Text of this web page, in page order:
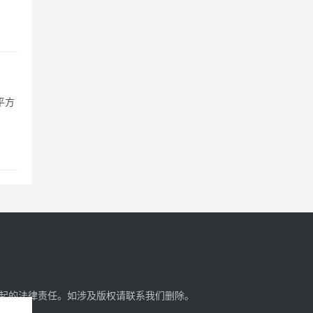
方
的法律责任。如涉及版权请联系我们删除。